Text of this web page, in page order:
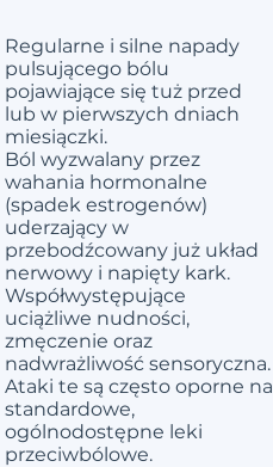
Regularne i silne napady
pulsującego bólu
pojawiające się tuż przed
lub w pierwszych dniach
miesiączki.
Ból wyzwalany przez
wahania hormonalne
(spadek estrogenów)
uderzający w
przebodźcowany już układ
nerwowy i napięty kark.
Współwystępujące
uciążliwe nudności,
zmęczenie oraz
nadwrażliwość sensoryczna.
Ataki te są często oporne na
standardowe,
ogólnodostępne leki
przeciwbólowe.